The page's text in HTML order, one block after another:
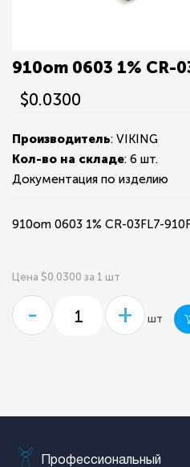
910om 0603 1% CR-
$0.0300
Производитель: VIKING
Кол-во на складе: 6 шт.
Документация по изделию
910om 0603 1% CR-03FL7-
Цена $0.0300 за 1 шт
- + шт
Профессиональный